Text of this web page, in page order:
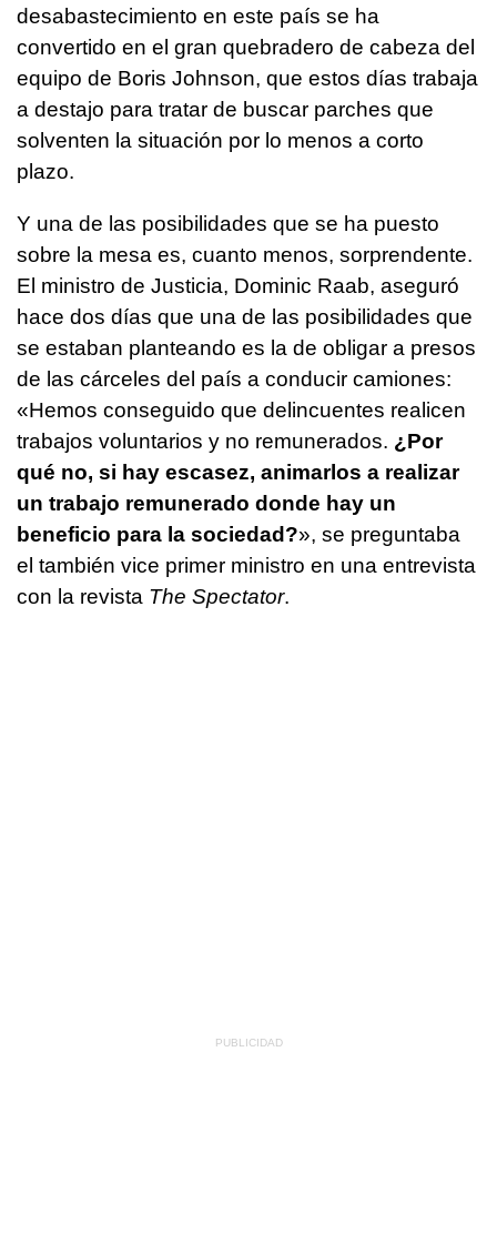
desabastecimiento en este país se ha
convertido en el gran quebradero de cabeza del
equipo de Boris Johnson, que estos días trabaja
a destajo para tratar de buscar parches que
solventen la situación por lo menos a corto
plazo.
Y una de las posibilidades que se ha puesto
sobre la mesa es, cuanto menos, sorprendente.
El ministro de Justicia, Dominic Raab, aseguró
hace dos días que una de las posibilidades que
se estaban planteando es la de obligar a presos
de las cárceles del país a conducir camiones:
«Hemos conseguido que delincuentes realicen
trabajos voluntarios y no remunerados. ¿Por
qué no, si hay escasez, animarlos a realizar
un trabajo remunerado donde hay un
beneficio para la sociedad?», se preguntaba
el también vice primer ministro en una entrevista
con la revista The Spectator.